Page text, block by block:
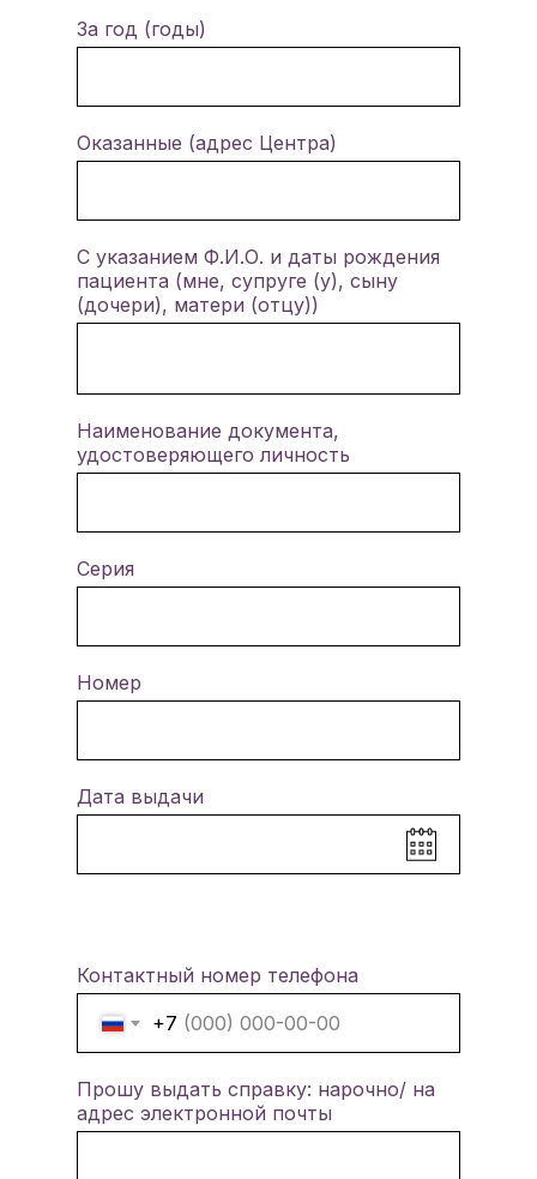
За год (годы)
Оказанные (адрес Центра)
С указанием Ф.И.О. и даты рождения
пациента (мне, супруге (у), сыну
(дочери), матери (отцу))
Наименование документа,
удостоверяющего личность
Серия
Номер
Дата выдачи
Контактный номер телефона
+7
Прошу выдать справку: нарочно/ на
адрес электронной почты